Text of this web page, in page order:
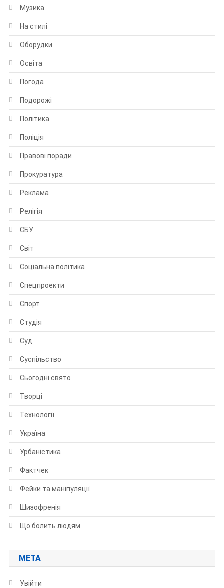
Музика
На стилі
Оборудки
Освіта
Погода
Подорожі
Політика
Поліція
Правові поради
Прокуратура
Реклама
Релігія
СБУ
Світ
Соціальна політика
Спецпроекти
Спорт
Студія
Суд
Суспільство
Сьогодні свято
Творці
Технології
Україна
Урбаністика
Фактчек
Фейки та маніпуляції
Шизофренія
Що болить людям
МЕТА
Увійти